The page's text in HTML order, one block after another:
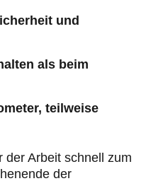
und
als beim
teilweise
der Arbeit schnell zum
der